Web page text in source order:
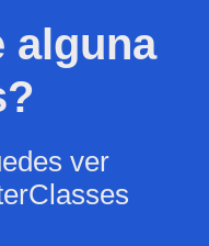
alguna
ver